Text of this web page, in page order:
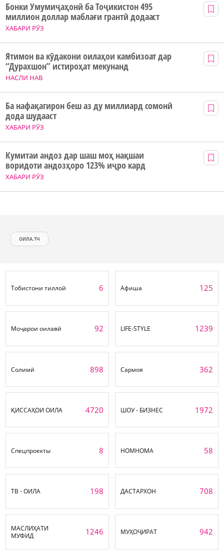
ХАБАРИ РӮЗ
Бонки Умумиҷаҳонӣ ба Тоҷикистон 495
миллион доллар маблағи грантӣ додааст
НАСЛИ НАВ
Ятимон ва кӯдакони оилаҳои камбизоат дар
“Дурахшон” истироҳат мекунанд
ХАБАРИ РӮЗ
Ба нафақагирон беш аз ду миллиард сомонӣ
дода шудааст
ХАБАРИ РӮЗ
Кумитаи андоз дар шаш моҳ нақшаи
воридоти андозҳоро 123% иҷро кард
ОИЛА.ТЧ
Тобистони тиллоӣ 6 Афиша 125
Моҷарои оилавӣ 92 LIFE-STYLE 1239
Солимӣ 898 Сармоя 362
ҚИССАҲОИ ОИЛА 4720 ШОУ - БИЗНЕС 1972
Спецпроекты 8 НОМНОМА 58
ТВ - ОИЛА 198 ДАСТАРХОН 708
МАСЛИҲАТИ
МУФИД
1246 МУҲОҶИРАТ 942